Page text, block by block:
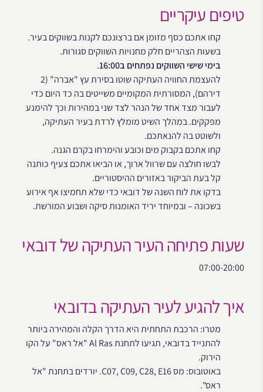
טיפים עיקריים
קחו אתכם כסף מזומן אם ברצונכם לקנות בשווקים בעיר.
בשעות הצהריים חלק מחנויות השווקים סגורות.
בימי שישי השווקים נפתחים ב16:00
.
להעצמת החוויה העתיקה שוטו בסירת עץ "אברה" (2
דירהם), המסורתית המקומיים משייטים בה כד היום כדי
לעבור מצד אחד של הנהר לצד שני במהירות וכך להימנע
מפקקים. במהלך השיט מומלץ לרדת בעיר העתיקה,
ולשוטט בה להנאתכם.
קחו אתכם בקבוק מים וכובע והימרחו בקרם הגנה.
לבשו חולצה עם שרוול ארוך, או הביאו אתכם צעיף כותנה
קל בעת הביקור באזורים ההיסטוריים.
בדקו את לוח השנה של דובאי כדי שלא תחמיצו אף אירוע
בשכונה – ובמיוחד יריד האומנות סיקה ושבוע המורשת.
שעות פתיחה העיר העתיקה של דובאי
07:00-20:00
איך להגיע לעיר העתיקה בדובאי
מטרו: הרכבת התחתית היא הדרך הקלה והמהירה ביותר
להתנייד בדובאי, תגיעו לתחנת Al Ras "אל ראס" על הקו
הירוק.
באוטובוס: מס C07, C09, C28, E16. יורדים בתחנת "אל
ראס".